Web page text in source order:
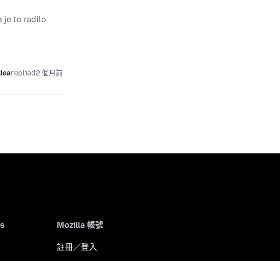
je to radilo
replied2 個月前
Mozilla 帳號
註冊／登入